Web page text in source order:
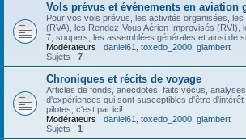
Vols prévus et événements en aviation
Pour vos vols prévus, les activités organisées, les
(RVA), les Rendez-Vous Aérien Improvisés (RVI),
7, soupers, les assemblées générales et ainsi de
Modérateurs : daniel61 toxedo_2000 glambert
Sujets : 7
Chroniques et récits de voyage
Articles de fonds, anecdotes, faits vécus,
d'expériences qui sont susceptibles d'être
pilotes, c'est par ici!
Modérateurs : daniel61 toxedo_2000 glambert
Sujets : 1